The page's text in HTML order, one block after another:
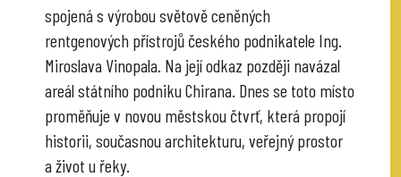
spojená s výrobou světově ceněných
rentgenových přístrojů českého podnikatele Ing.
Miroslava Vinopala. Na její odkaz později navázal
areál státního podniku Chirana. Dnes se toto místo
proměňuje v novou městskou čtvrť, která propojí
historii, současnou architekturu, veřejný prostor
a život u řeky.